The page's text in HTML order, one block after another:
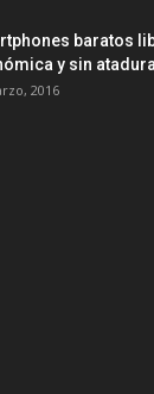
baratos
y sin
2016